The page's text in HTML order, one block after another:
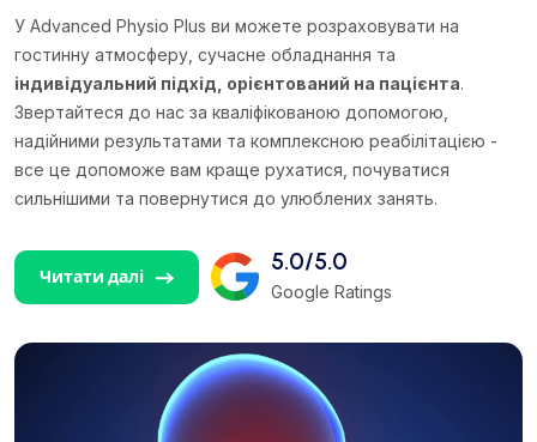
У Advanced Physio Plus ви можете розраховувати на
гостинну атмосферу, сучасне обладнання та
індивідуальний підхід, орієнтований на пацієнта.
Звертайтеся до нас за кваліфікованою допомогою,
надійними результатами та комплексною реабілітацією -
все це допоможе вам краще рухатися, почуватися
сильнішими та повернутися до улюблених занять.
Читати далі
5.0/5.0
Google Ratings